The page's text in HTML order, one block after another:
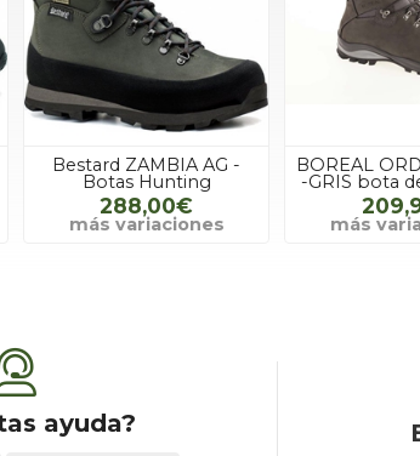
Bestard ZAMBIA AG -
Botas Hunting
288,00€
más variaciones
BOREAL
-GRIS bota
más
ayuda?